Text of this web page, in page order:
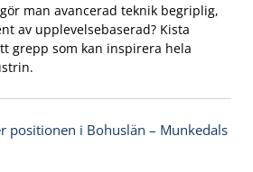
man avancerad teknik begriplig,
av upplevelsebaserad? Kista
grepp som kan inspirera hela